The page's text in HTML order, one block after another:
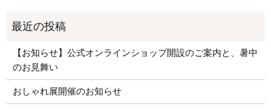
【お知らせ】公式オンラインショップ開設のご案内と、暑中
のお見舞い
おしゃれ展開催のお知らせ